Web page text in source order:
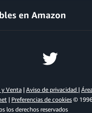
en Amazon
y Venta | Aviso de privacidad |
| Preferencias de cookies ©
los derechos reservados